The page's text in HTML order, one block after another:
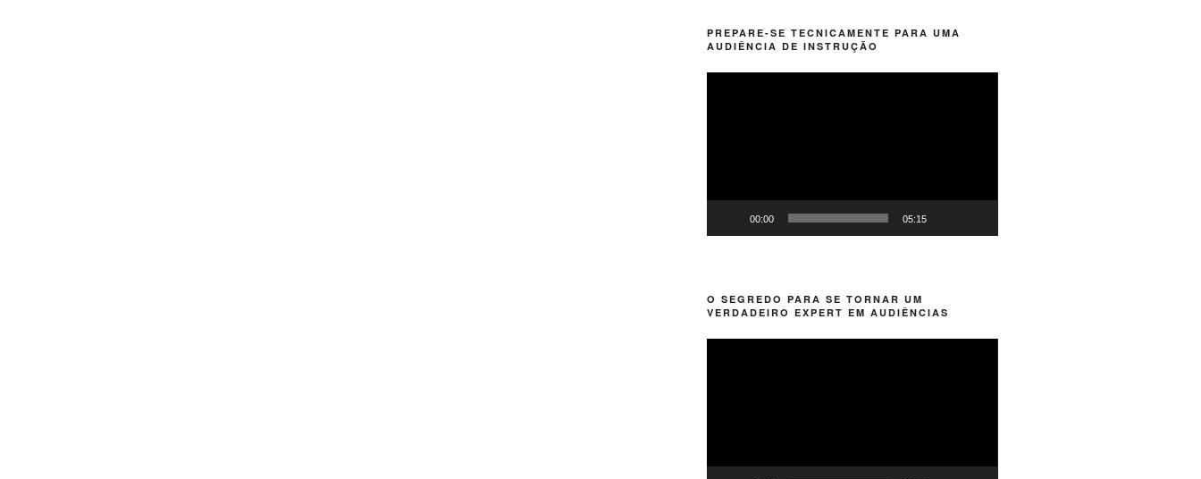
PREPARE-SE TECNICAMENTE PARA UMA
AUDIÊNCIA DE INSTRUÇÃO
00:00 05:15
O SEGREDO PARA SE TORNAR UM
VERDADEIRO EXPERT EM AUDIÊNCIAS